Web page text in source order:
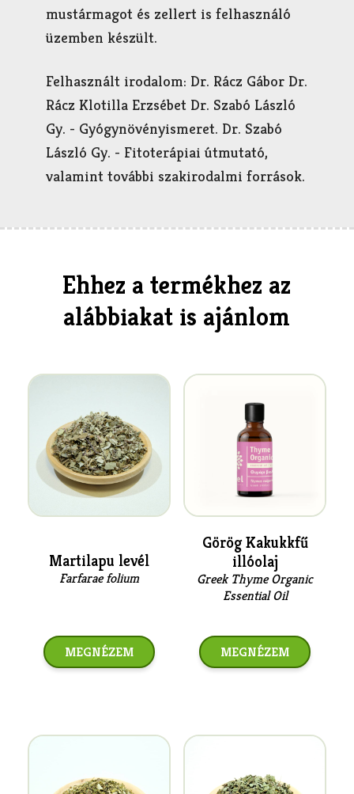
mustármagot és zellert is felhasználó
üzemben készült.
Felhasznált irodalom: Dr. Rácz Gábor Dr.
Rácz Klotilla Erzsébet Dr. Szabó László
Gy. - Gyógynövényismeret. Dr. Szabó
László Gy. - Fitoterápiai útmutató,
valamint további szakirodalmi források.
Ehhez a termékhez az
alábbiakat is ajánlom
Martilapu levél
Farfarae folium
MEGNÉZEM
Görög Kakukkfű
illóolaj
Greek Thyme Organic
Essential Oil
MEGNÉZEM